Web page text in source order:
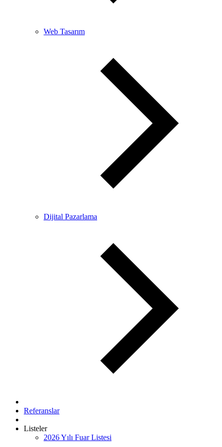
Web Tasarım
Dijital Pazarlama
Referanslar
Listeler
2026 Yılı Fuar Listesi